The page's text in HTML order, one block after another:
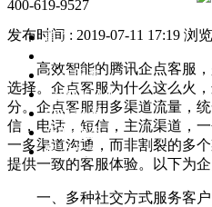
400-619-9527
首页
企点服务
企业QQ2.0
企点协同
新闻动态
解决方案
发布时间 : 2019-07-11 17:19 浏
高效智能的腾讯企点客服，
选择。企点客服为什么这么火
分。企点客服用多渠道流量，
信，电话，短信，主流渠道，
一多渠道沟通，而非割裂的多
提供一致的客服体验。以下为
一、多种社交方式服务客户